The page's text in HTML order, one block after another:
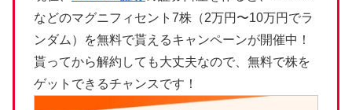
などのマグニフィセント7株（2万円〜10万円でラ
ンダム）を無料で貰えるキャンペーンが開催中！
貰ってから解約しても大丈夫なので、無料で株を
ゲットできるチャンスです！